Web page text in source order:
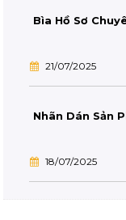
Bìa Hồ Sơ
21/07/2025
Nhãn Dán Sản
18/07/2025